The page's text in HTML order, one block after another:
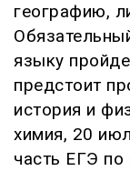
географию,
языку
предстоит
история и
химия, 20
часть ЕГЭ